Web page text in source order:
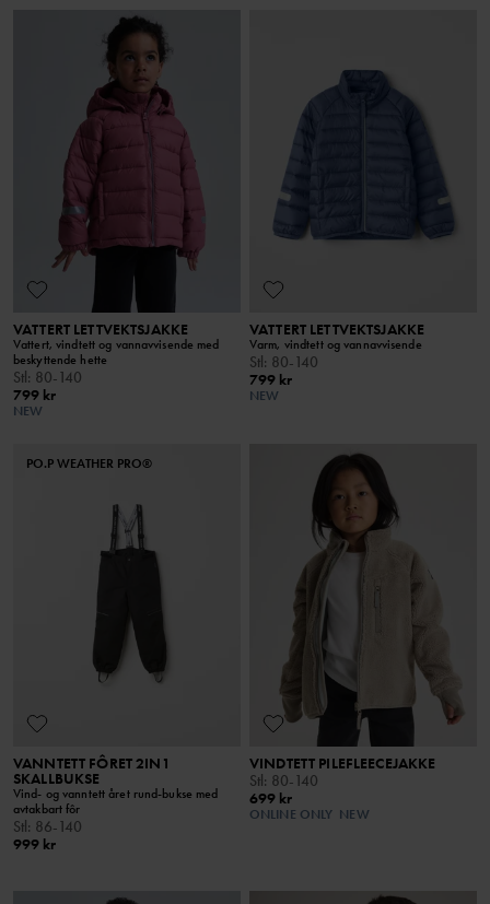
VATTERT LETTVEKTSJAKKE
Vattert, vindtett og vannavvisende med
beskyttende hette
Stl: 80-140
799 kr
NEW
VATTERT LETTVEKTSJAKKE
Varm, vindtett og vannavvisende
Stl: 80-140
799 kr
NEW
PO.P WEATHER PRO®
VANNTETT FÔRET 2IN1
SKALLBUKSE
Vind- og vanntett året rund-bukse med
avtakbart fôr
Stl: 86-140
999 kr
VINDTETT PILEFLEECEJAKKE
Stl: 80-140
699 kr
ONLINE ONLY NEW